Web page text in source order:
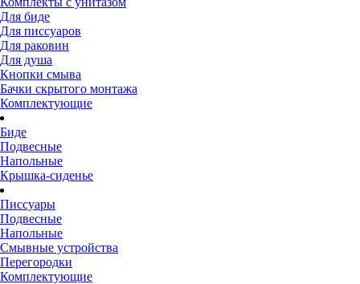
Для биде
Для писсуаров
Для раковин
Для душа
Кнопки смыва
Бачки скрытого монтажа
Комплектующие
Биде
Подвесные
Напольные
Крышка-сиденье
Писсуары
Подвесные
Напольные
Смывные устройства
Перегородки
Комплектующие